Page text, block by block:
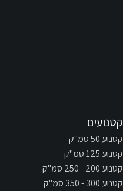
קטנועים
קטנוע 50 סמ"ק
קטנוע 125 סמ"ק
קטנוע 200 - 250 סמ"ק
קטנוע 300 - 350 סמ"ק